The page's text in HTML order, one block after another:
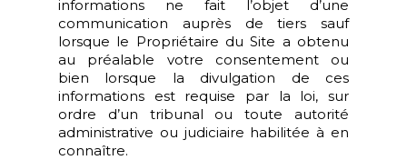
informations ne fait l’objet d’une
communication auprès de tiers sauf
lorsque le Propriétaire du Site a obtenu
au préalable votre consentement ou
bien lorsque la divulgation de ces
informations est requise par la loi, sur
ordre d’un tribunal ou toute autorité
administrative ou judiciaire habilitée à en
connaître.